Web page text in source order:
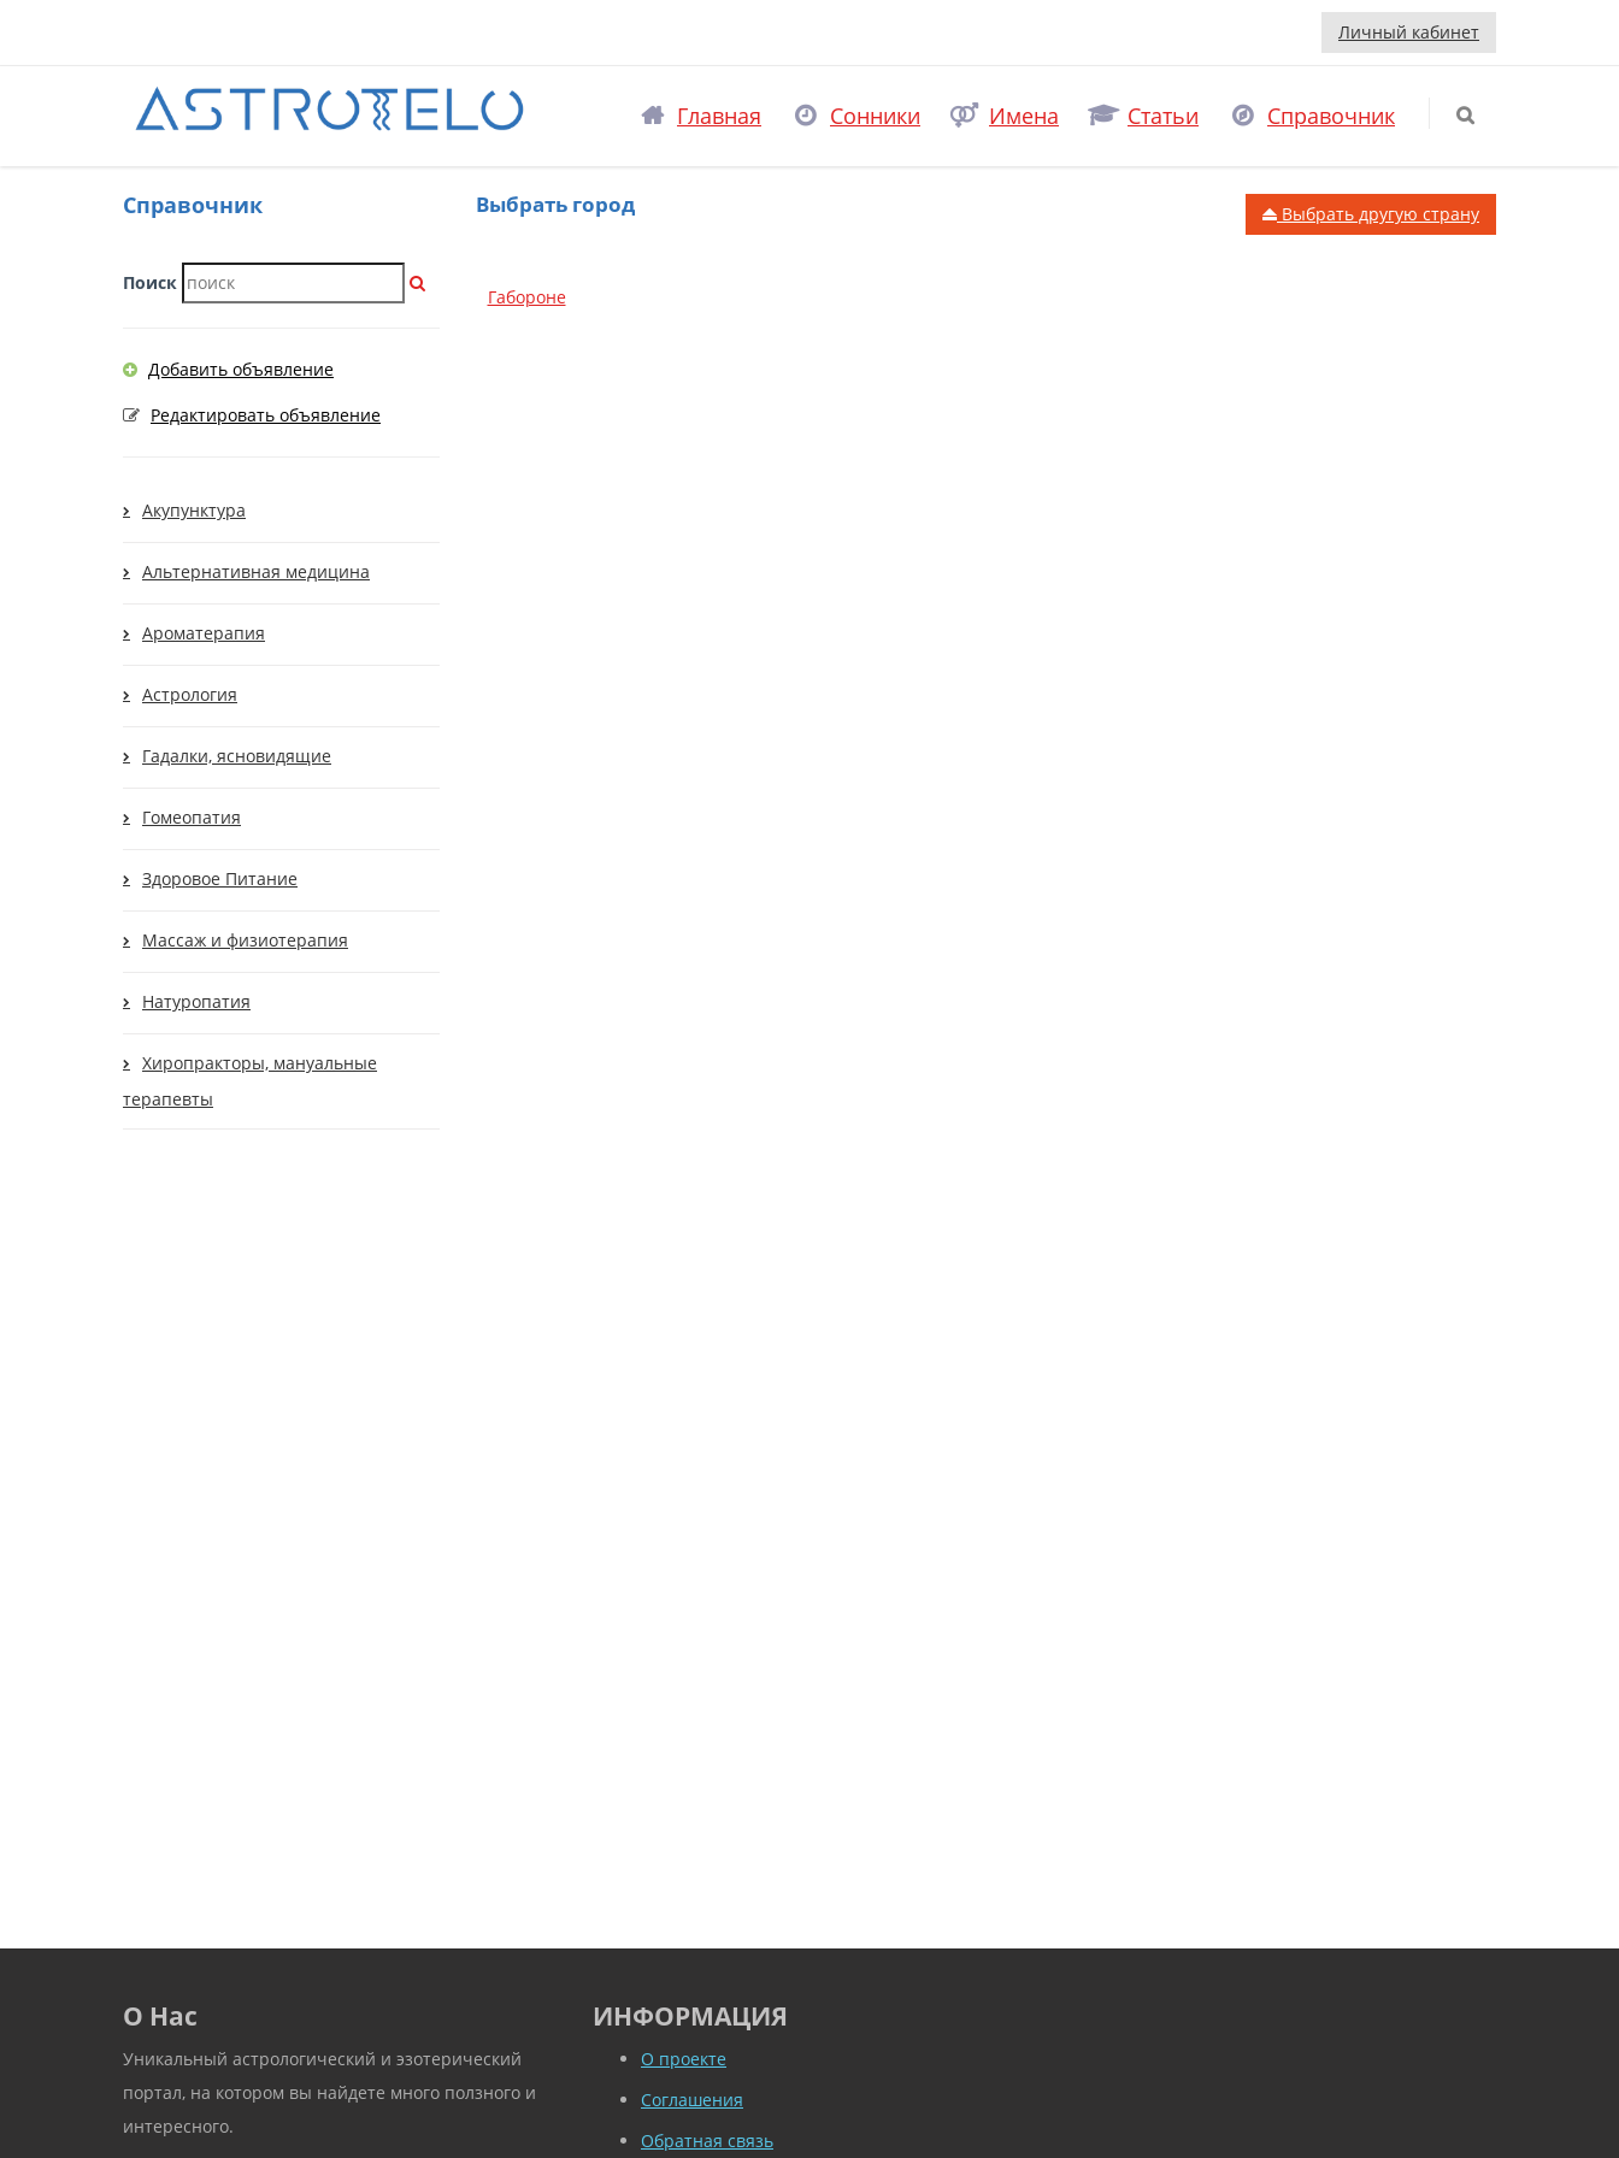
Личный кабинет
Главная Сонники Имена Статьи Справочник
Cправочник
Поиск
Добавить объявление
Редактировать объявление
Акупунктура
Альтернативная медицина
Ароматерапия
Астрология
Гадалки, ясновидящие
Гомеопатия
Здоровое Питание
Массаж и физиотерапия
Натуропатия
Хиропракторы, мануальные
терапевты
Выбрать город Выбрать другую страну
Габороне
О Нас
Уникальный астрологический и эзотерический
портал, на котором вы найдете много ползного и
интересного.
ИНФОРМАЦИЯ
О проекте
Соглашения
Обратная связь